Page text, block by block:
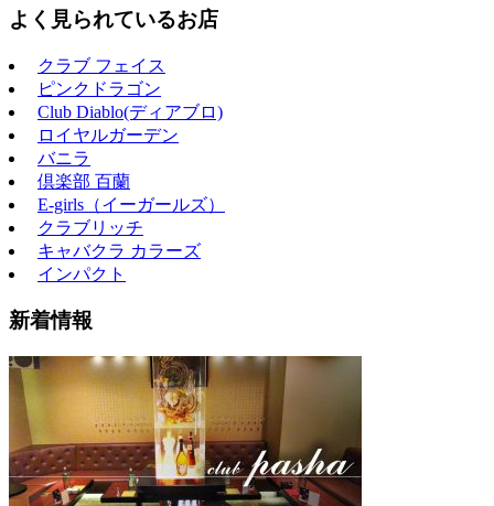
よく見られているお店
クラブ フェイス
ピンクドラゴン
Club Diablo(ディアブロ)
ロイヤルガーデン
バニラ
倶楽部 百蘭
E-girls（イーガールズ）
クラブリッチ
キャバクラ カラーズ
インパクト
新着情報